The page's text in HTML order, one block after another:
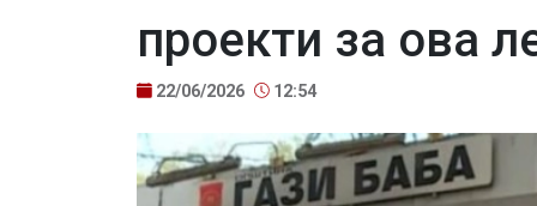
проекти за ова
22/06/2026 12:54